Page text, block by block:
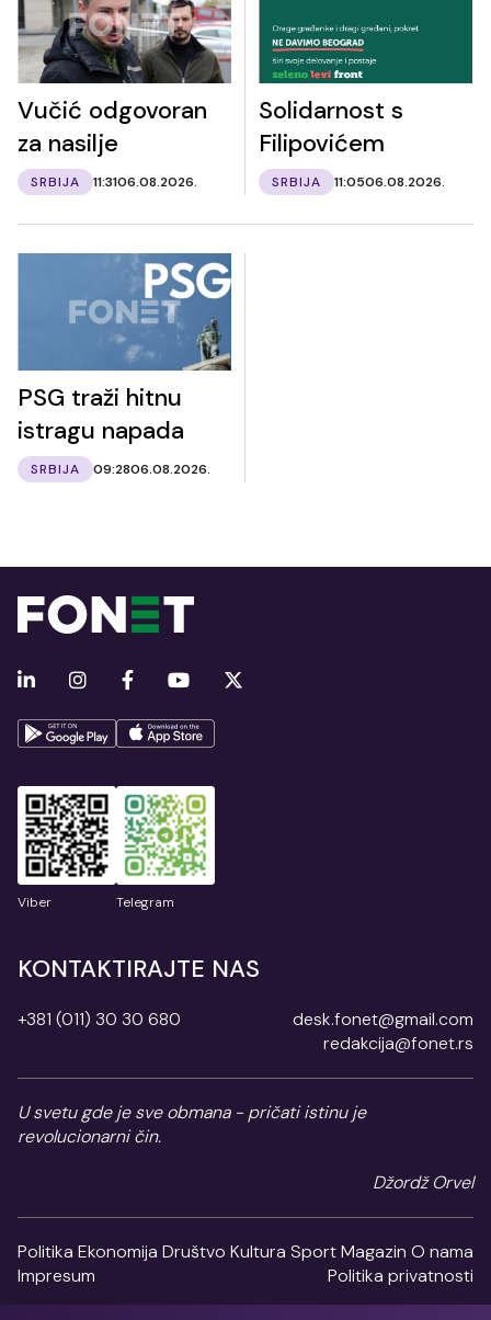
Vučić odgovoran
za nasilje
SRBIJA 11:3106.08.2026.
Solidarnost s
Filipovićem
SRBIJA 11:0506.08.2026.
PSG traži hitnu
istragu napada
SRBIJA 09:2806.08.2026.
Viber Telegram
KONTAKTIRAJTE NAS
+381 (011) 30 30 680
desk.fonet@gmail.com
redakcija@fonet.rs
U svetu gde je sve obmana - pričati istinu je
revolucionarni čin.
Džordž Orvel
Politika Ekonomija Društvo Kultura SportMagazin O nama
Impresum
Politika privatnosti